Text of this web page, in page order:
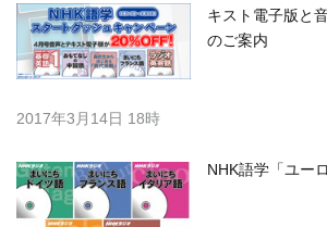
キスト電子版と
のご案内
2017年3月14日 18時
NHK語学「ユー